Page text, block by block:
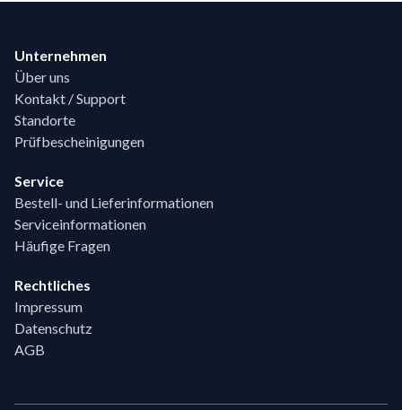
Unternehmen
Über uns
Kontakt / Support
Standorte
Prüfbescheinigungen
Service
Bestell- und Lieferinformationen
Serviceinformationen
Häufige Fragen
Rechtliches
Impressum
Datenschutz
AGB